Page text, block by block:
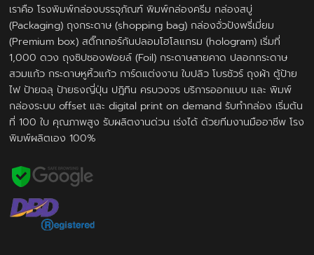
เราคือ โรงพิมพ์กล่องบรรจุภัณฑ์ พิมพ์กล่องครีม กล่องสบู่
(Packaging) ถุงกระดาษ (shopping bag) กล่องจั่วปังพรี่เมี่ยม
(Premium box) สติ๊กเกอร์กันปลอมโฮโลแกรม (hologram) เริ่มที่
1,000 ดวง ถุงซิปซองฟอยล์ (Foil) กระดาษสายคาด ปลอกกระดาษ
สวมแก้ว กระดาษหูหิ้วแก้ว การ์ดแต่งงาน ใบปลิว โบรชัวร์ ถุงผ้า ตู้ป้าย
ไฟ ป้ายฉลุ ป้ายธงญี่ปุ่น ปฎิทิน ครบวงจร บริการออกแบบ และ พิมพ์
กล่องระบบ offset และ digital print on demand รับทำกล่อง เริ่มต้น
ที่ 100 ใบ คุณภาพสูง รับผลิตงานด่วน เร่งได้ ด้วยทีมงานมืออาชีพ โรง
พิมพ์ผลิตเอง 100%